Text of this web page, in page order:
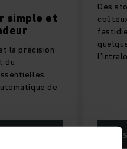
simple et
la précision
du
de
Des
EN